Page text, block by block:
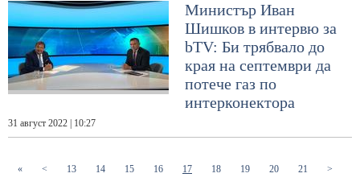
Министър Иван
Шишков в интервю за
bTV: Би трябвало до
края на септември да
потече газ по
интерконектора
31 август 2022 | 10:27
« < 13(current)
14(current)
15(current)
16(current)
17(current)
18(current)
19(current)
20(current)
21 (current)
>